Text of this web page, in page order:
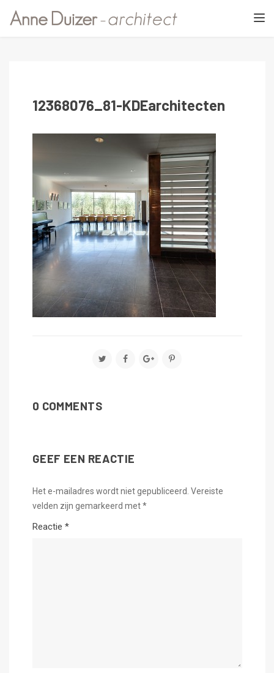
12368076_81-KDEarchitecten
0 COMMENTS
GEEF EEN REACTIE
Het e-mailadres wordt niet gepubliceerd. Vereiste
velden zijn gemarkeerd met*
Reactie *